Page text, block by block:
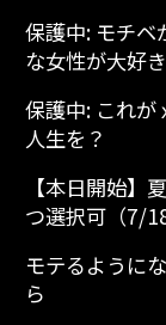
保護中: モチ
な女性が大好
保護中: これが
人生を？
【本日開始】
つ選択可（7/
モテるように
ら